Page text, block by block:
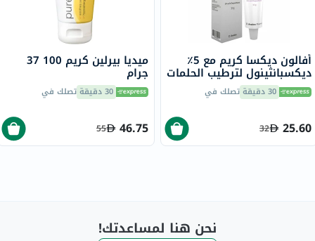
أفالون ديكسا كريم مع 5٪
ديكسبانثينول لترطيب الحلمات
المتشققة 30 جرام
30 دقيقة تصلك في
25.60
32
ميديا بيرلين كريم 100 37
جرام
30 دقيقة تصلك في
46.75
55
نحن هنا لمساعدتك!